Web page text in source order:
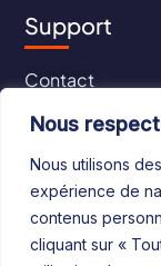
Nous
Nous utilisons
expérience de
contenus
cliquant sur «
Support
Contact
CGU
CGV